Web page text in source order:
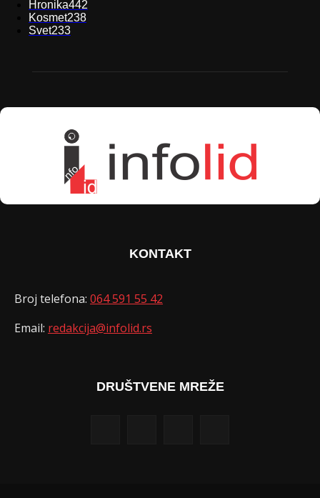
Hronika442
Kosmet238
Svet233
KONTAKT
Broj telefona: 064 591 55 42
Email: redakcija@infolid.rs
DRUŠTVENE MREŽE